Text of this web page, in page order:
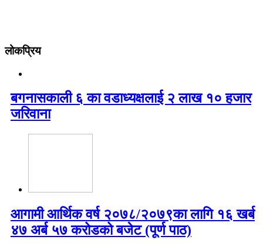
लोकप्रिय
बगनासकाली ६ का वडाध्यक्षलाई २ लाख १० हजार
जरिवाना
आगामी आर्थिक वर्ष २०७८/२०७९का लागि १६ खर्ब
४७ अर्ब ५७ करोडको बजेट (पूर्ण पाठ)